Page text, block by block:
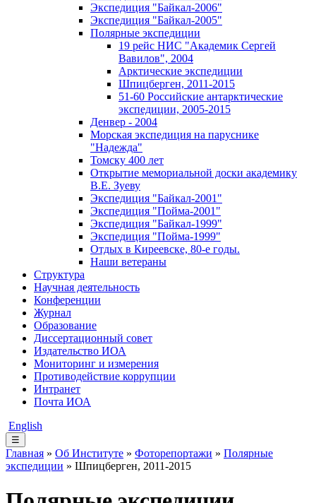
Экспедиция "Байкал-2006"
Экспедиция "Байкал-2005"
Полярные экспедиции
19 рейс НИС "Академик Сергей
Вавилов", 2004
Арктические экспедиции
Шпицберген, 2011-2015
51-60 Российские антарктические
экспедиции, 2005-2015
Денвер - 2004
Морская экспедиция на паруснике
"Надежда"
Томску 400 лет
Открытие мемориальной доски академику
В.Е. Зуеву
Экспедиция "Байкал-2001"
Экспедиция "Пойма-2001"
Экспедиция "Байкал-1999"
Экспедиция "Пойма-1999"
Отдых в Киреевске, 80-е годы.
Наши ветераны
Структура
Научная деятельность
Конференции
Журнал
Образование
Диссертационный совет
Издательство ИОА
Мониторинг и измерения
Противодействие коррупции
Интранет
Почта ИОА
English
☰
Главная » Об Институте » Фоторепортажи » Полярные
экспедиции » Шпицберген, 2011-2015